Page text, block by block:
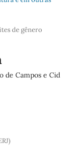
de gênero
de Campos e Cid